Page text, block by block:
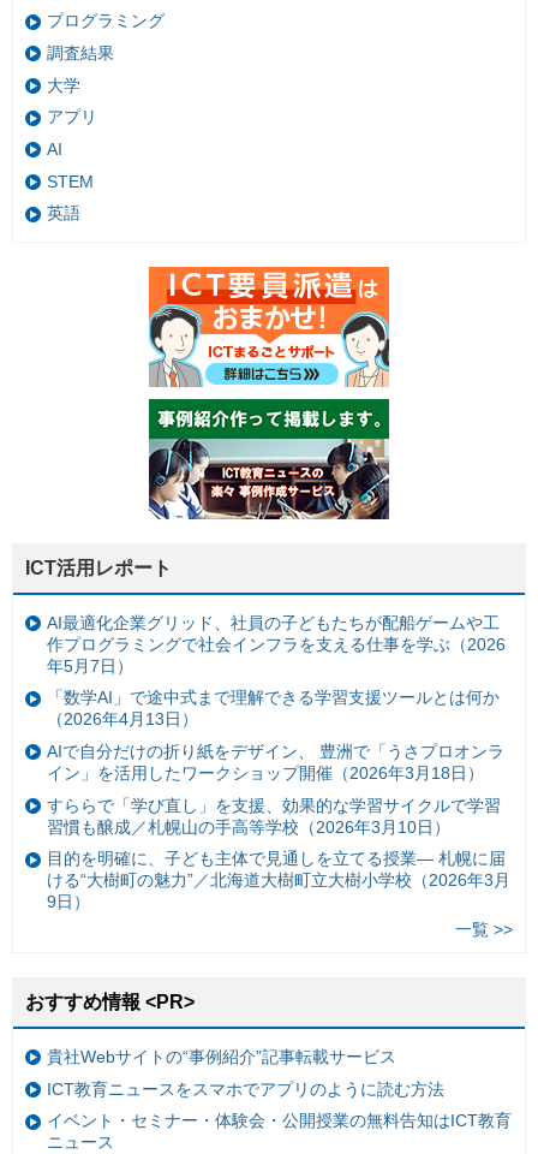
プログラミング
調査結果
大学
アプリ
AI
STEM
英語
ICT活用レポート
AI最適化企業グリッド、社員の子どもたちが配船ゲームや工
作プログラミングで社会インフラを支える仕事を学ぶ（2026
年5月7日）
「数学AI」で途中式まで理解できる学習支援ツールとは何か
（2026年4月13日）
AIで自分だけの折り紙をデザイン、 豊洲で「うさプロオンラ
イン」を活用したワークショップ開催（2026年3月18日）
すららで「学び直し」を支援、効果的な学習サイクルで学習
習慣も醸成／札幌山の手高等学校（2026年3月10日）
目的を明確に、子ども主体で見通しを立てる授業— 札幌に届
ける“大樹町の魅力”／北海道大樹町立大樹小学校（2026年3月
9日）
一覧 >>
おすすめ情報 <PR>
貴社Webサイトの“事例紹介”記事転載サービス
ICT教育ニュースをスマホでアプリのように読む方法
イベント・セミナー・体験会・公開授業の無料告知はICT教育
ニュース